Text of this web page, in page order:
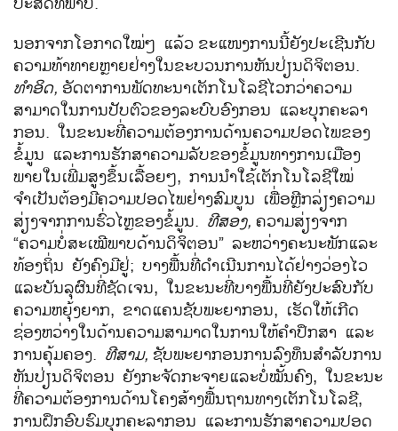
ນອກຈາກໂອກາດໃໝ່ໆ ແລ້ວ ຂະແໜງການນີ້ຍັງປະເຊີນກັບ
ຄວາມທ້າທາຍຫຼາຍຢ່າງໃນຂະບວນການຫັນປ່ຽນດິຈິຕອນ.
ທຳອິດ, ອັດຕາການພັດທະນາເຕັກໂນໂລຊີໄວກວ່າຄວາມ
ສາມາດໃນການປັບຕົວຂອງລະບົບອົງກອນ ແລະບຸກຄະລາ
ກອນ. ໃນຂະນະທີ່ຄວາມຕ້ອງການດ້ານຄວາມປອດໄພຂອງ
ຂໍ້ມູນ ແລະການຮັກສາຄວາມລັບຂອງຂໍ້ມູນທາງການເມືອງ
ພາຍໃນເພີ່ມສູງຂຶ້ນເລື້ອຍໆ, ການນຳໃຊ້ເຕັກໂນໂລຊີໃໝ່
ຈຳເປັນຕ້ອງມີຄວາມປອດໄພຢ່າງສົມບູນ ເພື່ອຫຼີກລ່ຽງຄວາມ
ສ່ຽງຈາກການຮົ່ວໄຫຼຂອງຂໍ້ມູນ. ທີສອງ, ຄວາມສ່ຽງຈາກ
“ຄວາມບໍ່ສະເໝີພາບດ້ານດິຈິຕອນ” ລະຫວ່າງຄະນະພັກແລະ
ທ້ອງຖິ່ນ ຍັງຄົງມີຢູ່; ບາງພື້ນທີ່ດຳເນີນການໄດ້ຢ່າງວ່ອງໄວ
ແລະບັນລຸຜົນທີ່ຊັດເຈນ, ໃນຂະນະທີ່ບາງພື້ນທີ່ຍັງປະສົບກັບ
ຄວາມຫຍຸ້ງຍາກ, ຂາດແຄນຊັບພະຍາກອນ, ເຮັດໃຫ້ເກີດ
ຊ່ອງຫວ່າງໃນດ້ານຄວາມສາມາດໃນການໃຫ້ຄຳປຶກສາ ແລະ
ການຄຸ້ມຄອງ. ທີສາມ, ຊັບພະຍາກອນການລົງທຶນສຳລັບການ
ຫັນປ່ຽນດິຈິຕອນ ຍັງກະຈັດກະຈາຍແລະບໍ່ໝັ້ນຄົງ, ໃນຂະນະ
ທີ່ຄວາມຕ້ອງການດ້ານໂຄງສ້າງພື້ນຖານທາງເຕັກໂນໂລຊີ,
ການຝຶກອົບຮົມບຸກຄະລາກອນ ແລະການຮັກສາຄວາມປອດ